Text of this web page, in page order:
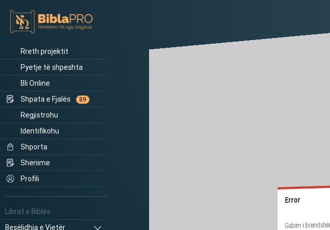
Error
Gabim i
Rreth projektit
Pyetje të shpeshta
Bli Online
Shpata e Fjalës
89
Regjistrohu
Identifikohu
Shporta
Shënime
Profili
Librat e Biblës
Besëlidhja e Vjetër